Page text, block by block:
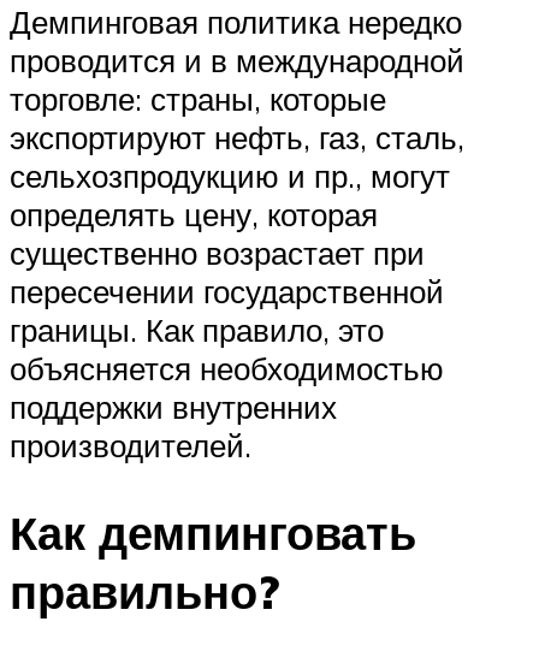
Демпинговая политика нередко
проводится и в международной
торговле: страны, которые
экспортируют нефть, газ, сталь,
сельхозпродукцию и пр., могут
определять цену, которая
существенно возрастает при
пересечении государственной
границы. Как правило, это
объясняется необходимостью
поддержки внутренних
производителей.
Как демпинговать
правильно?